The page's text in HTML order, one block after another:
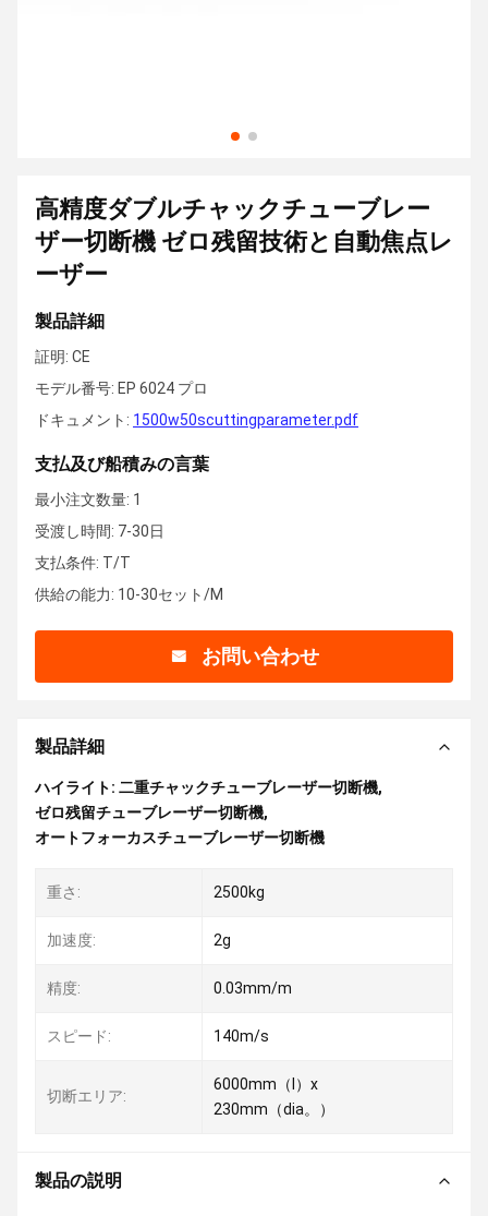
高精度ダブルチャックチューブレー
ザー切断機 ゼロ残留技術と自動焦点レ
ーザー
製品詳細
証明: CE
モデル番号: EP 6024 プロ
ドキュメント: 1500w50scuttingparameter.pdf
支払及び船積みの言葉
最小注文数量: 1
受渡し時間: 7-30日
支払条件: T/T
供給の能力: 10-30セット/M
お問い合わせ
製品詳細
ハイライト: 二重チャックチューブレーザー切断機,
ゼロ残留チューブレーザー切断機,
オートフォーカスチューブレーザー切断機
重さ: 2500kg
加速度: 2g
精度: 0.03mm/m
スピード: 140m/s
切断エリア:
6000mm（l）x
230mm（dia。）
製品の説明